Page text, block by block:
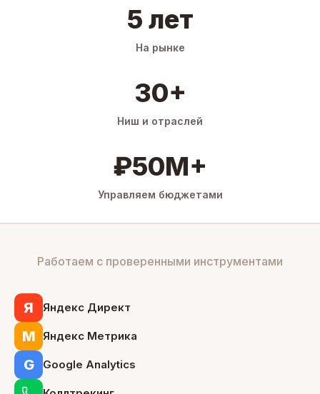
5 лет
На рынке
30+
Ниш и отраслей
₽50M+
Управляем бюджетами
Работаем с проверенными инструментами
Я Яндекс Директ
М Яндекс Метрика
G Google Analytics